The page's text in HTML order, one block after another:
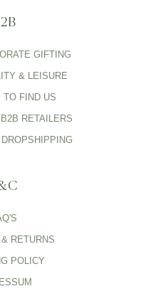
GIFTING
& LEISURE
TO FIND US
RETAILERS
RETURNS
POLICY